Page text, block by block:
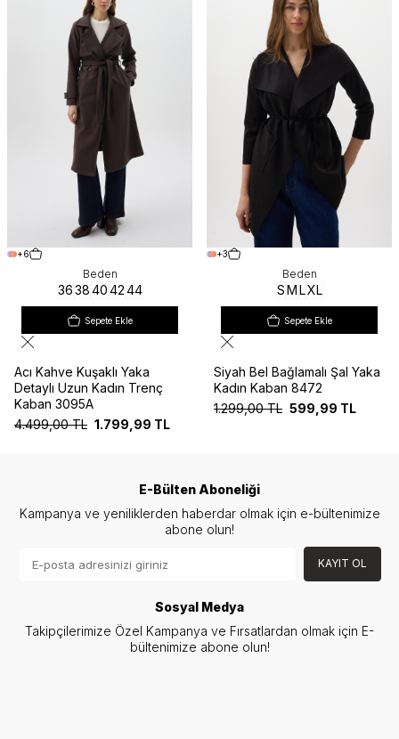
+6
Beden
3638404244
Sepete Ekle
Acı Kahve Kuşaklı Yaka
Detaylı Uzun Kadın Trenç
Kaban 3095A
4.499,00TL 1.799,99 TL
+3
Beden
SMLXL
Sepete Ekle
Siyah Bel Bağlamalı Şal Yaka
Kadın Kaban 8472
1.299,00TL 599,99 TL
E-Bülten Aboneliği
Kampanya ve yeniliklerden haberdar olmak için e-bültenimize
abone olun!
KAYIT OL
Sosyal Medya
Takipçilerimize Özel Kampanya ve Fırsatlardan olmak için E-
bültenimize abone olun!